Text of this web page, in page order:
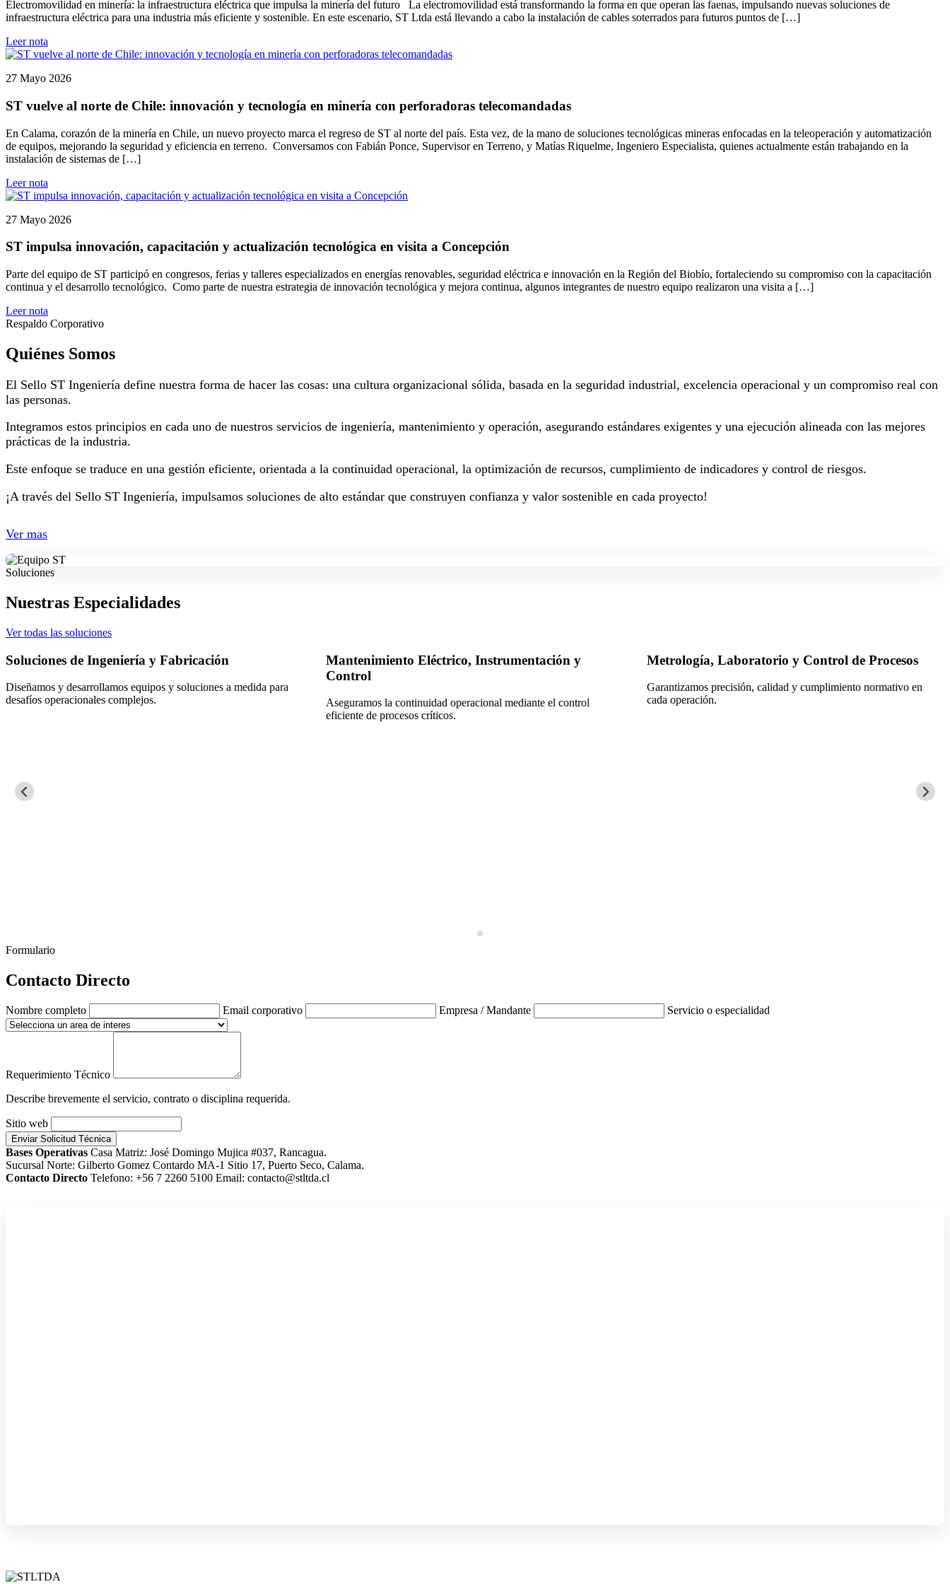
Electromovilidad en minería: la infraestructura eléctrica que impulsa la minería del futuro La electromovilidad está transformando la forma en que operan las faenas, impulsando nuevas soluciones de
infraestructura eléctrica para una industria más eficiente y sostenible. En este escenario, ST Ltda está llevando a cabo la instalación de cables soterrados para futuros puntos de […]
Leer nota
27 Mayo 2026
ST vuelve al norte de Chile: innovación y tecnología en minería con perforadoras telecomandadas
En Calama, corazón de la minería en Chile, un nuevo proyecto marca el regreso de ST al norte del país. Esta vez, de la mano de soluciones tecnológicas mineras enfocadas en la teleoperación y automatización
de equipos, mejorando la seguridad y eficiencia en terreno. Conversamos con Fabián Ponce, Supervisor en Terreno, y Matías Riquelme, Ingeniero Especialista, quienes actualmente están trabajando en la
instalación de sistemas de […]
Leer nota
27 Mayo 2026
ST impulsa innovación, capacitación y actualización tecnológica en visita a Concepción
Parte del equipo de ST participó en congresos, ferias y talleres especializados en energías renovables, seguridad eléctrica e innovación en la Región del Biobío, fortaleciendo su compromiso con la capacitación
continua y el desarrollo tecnológico. Como parte de nuestra estrategia de innovación tecnológica y mejora continua, algunos integrantes de nuestro equipo realizaron una visita a […]
Leer nota
Respaldo Corporativo
Quiénes Somos
El Sello ST Ingeniería define nuestra forma de hacer las cosas: una cultura organizacional sólida, basada en la seguridad industrial, excelencia operacional y un compromiso real con
las personas.
Integramos estos principios en cada uno de nuestros servicios de ingeniería, mantenimiento y operación, asegurando estándares exigentes y una ejecución alineada con las mejores
prácticas de la industria.
Este enfoque se traduce en una gestión eficiente, orientada a la continuidad operacional, la optimización de recursos, cumplimiento de indicadores y control de riesgos.
¡A través del Sello ST Ingeniería, impulsamos soluciones de alto estándar que construyen confianza y valor sostenible en cada proyecto!
Ver mas
Soluciones
Nuestras Especialidades
Ver todas las soluciones
Soluciones de Ingeniería y Fabricación
Diseñamos y desarrollamos equipos y soluciones a medida para
desafíos operacionales complejos.
Mantenimiento Eléctrico, Instrumentación y
Control
Aseguramos la continuidad operacional mediante el control
eficiente de procesos críticos.
Metrología, Laboratorio y Control de Procesos
Garantizamos precisión, calidad y cumplimiento normativo en
cada operación.
Formulario
Contacto Directo
Nombre completo Email corporativo Empresa / Mandante Servicio o especialidad
Requerimiento Técnico
Describe brevemente el servicio, contrato o disciplina requerida.
Sitio web
Enviar Solicitud Técnica
Bases Operativas Casa Matriz: José Domingo Mujica #037, Rancagua.
Sucursal Norte: Gilberto Gomez Contardo MA-1 Sitio 17, Puerto Seco, Calama.
Contacto Directo Telefono: +56 7 2260 5100 Email: contacto@stltda.cl